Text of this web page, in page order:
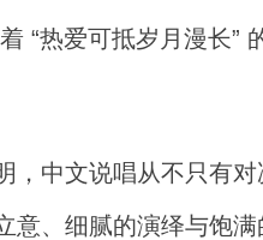
“热爱可抵岁月漫长”
，中文说唱从不只有
意、细腻的演绎与饱